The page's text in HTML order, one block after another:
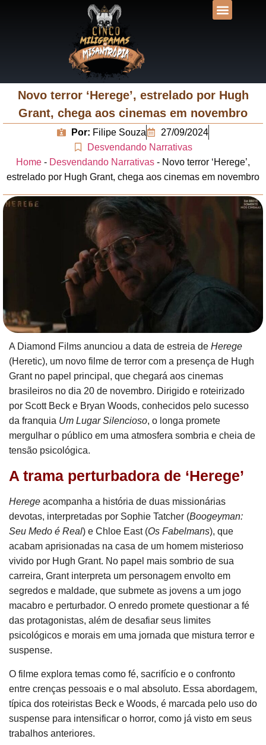
Novo terror ‘Herege’, estrelado por Hugh
Grant, chega aos cinemas em novembro
Por: Filipe Souza
27/09/2024
Desvendando Narrativas
Home - Desvendando Narrativas - Novo terror ‘Herege’,
estrelado por Hugh Grant, chega aos cinemas em novembro
A Diamond Films anunciou a data de estreia de Herege
(Heretic), um novo filme de terror com a presença de Hugh
Grant no papel principal, que chegará aos cinemas
brasileiros no dia 20 de novembro. Dirigido e roteirizado
por Scott Beck e Bryan Woods, conhecidos pelo sucesso
da franquia Um Lugar Silencioso, o longa promete
mergulhar o público em uma atmosfera sombria e cheia de
tensão psicológica.
A trama perturbadora de ‘Herege’
Herege acompanha a história de duas missionárias
devotas, interpretadas por Sophie Tatcher (Boogeyman:
Seu Medo é Real) e Chloe East (Os Fabelmans), que
acabam aprisionadas na casa de um homem misterioso
vivido por Hugh Grant. No papel mais sombrio de sua
carreira, Grant interpreta um personagem envolto em
segredos e maldade, que submete as jovens a um jogo
macabro e perturbador. O enredo promete questionar a fé
das protagonistas, além de desafiar seus limites
psicológicos e morais em uma jornada que mistura terror e
suspense.
O filme explora temas como fé, sacrifício e o confronto
entre crenças pessoais e o mal absoluto. Essa abordagem,
típica dos roteiristas Beck e Woods, é marcada pelo uso do
suspense para intensificar o horror, como já visto em seus
trabalhos anteriores.